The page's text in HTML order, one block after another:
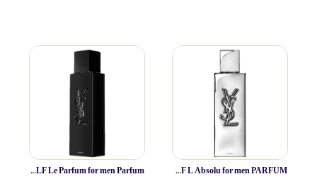
Yves Saint Laurent MYSLF L Absolu for men PARFUM
Yves Saint Laurent MYSLF Le Parfum for men Parfum